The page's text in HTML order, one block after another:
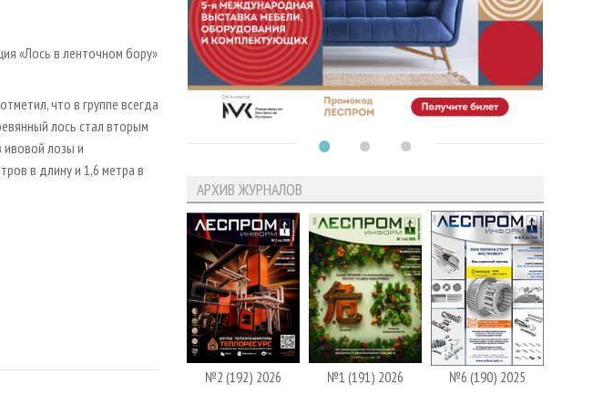
«Лось в ленточном бору»
что в группе всегда
лось стал вторым
ивовой лозы и
в длину и 1,6 метра в
АРХИВ ЖУРНАЛОВ
№2 (192) 2026 №1 (191) 2026 №6 (190) 2025